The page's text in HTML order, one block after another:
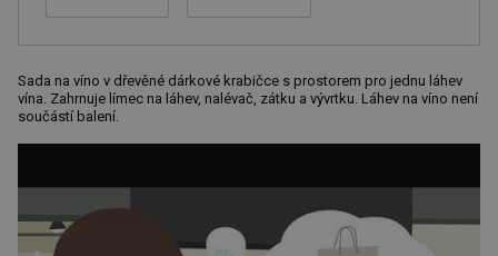
Sada na víno v dřevěné dárkové krabičce s prostorem pro jednu láhev
vína. Zahrnuje límec na láhev, nalévač, zátku a vývrtku. Láhev na víno není
součástí balení.